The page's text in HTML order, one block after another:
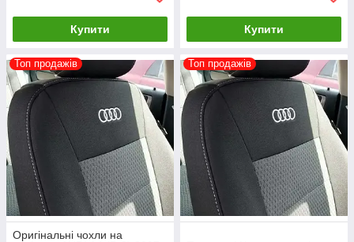
Купити Купити
Топ продажів
Оригінальні чохли на
Топ продажів